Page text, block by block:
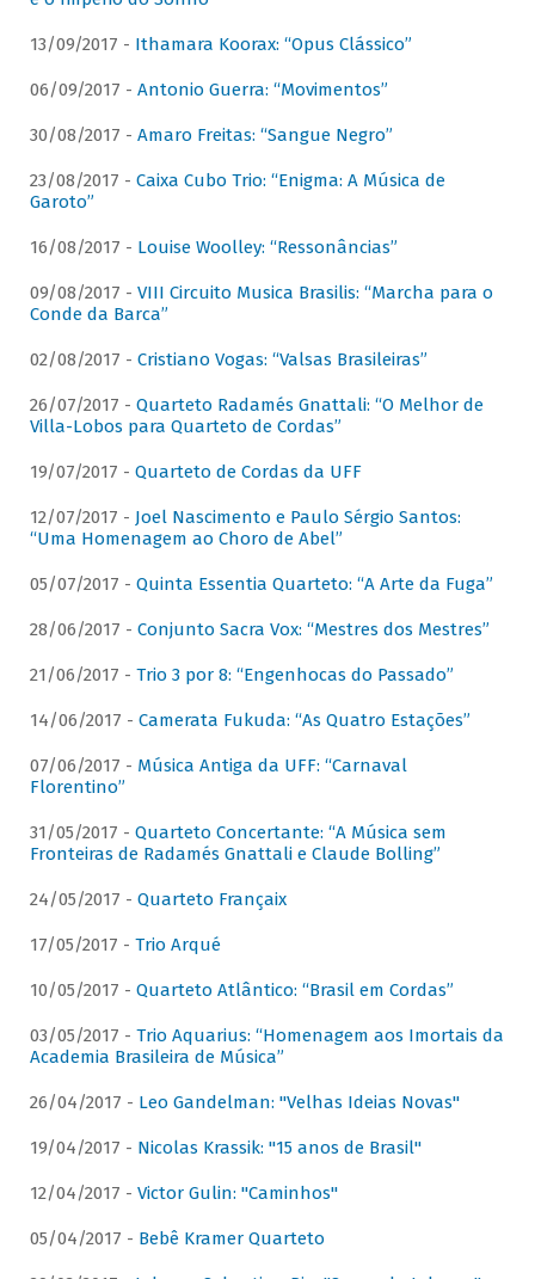
13/09/2017 - Ithamara Koorax: “Opus Clássico”
06/09/2017 - Antonio Guerra: “Movimentos”
30/08/2017 - Amaro Freitas: “Sangue Negro”
23/08/2017 - Caixa Cubo Trio: “Enigma: A Música de
Garoto”
16/08/2017 - Louise Woolley: “Ressonâncias”
09/08/2017 - VIII Circuito Musica Brasilis: “Marcha para o
Conde da Barca”
02/08/2017 - Cristiano Vogas: “Valsas Brasileiras”
26/07/2017 - Quarteto Radamés Gnattali: “O Melhor de
Villa-Lobos para Quarteto de Cordas”
19/07/2017 - Quarteto de Cordas da UFF
12/07/2017 - Joel Nascimento e Paulo Sérgio Santos:
“Uma Homenagem ao Choro de Abel”
05/07/2017 - Quinta Essentia Quarteto: “A Arte da Fuga”
28/06/2017 - Conjunto Sacra Vox: “Mestres dos Mestres”
21/06/2017 - Trio 3 por 8: “Engenhocas do Passado”
14/06/2017 - Camerata Fukuda: “As Quatro Estações”
07/06/2017 - Música Antiga da UFF: “Carnaval
Florentino”
31/05/2017 - Quarteto Concertante: “A Música sem
Fronteiras de Radamés Gnattali e Claude Bolling”
24/05/2017 - Quarteto Françaix
17/05/2017 - Trio Arqué
10/05/2017 - Quarteto Atlântico: “Brasil em Cordas”
03/05/2017 - Trio Aquarius: “Homenagem aos Imortais da
Academia Brasileira de Música”
26/04/2017 - Leo Gandelman: "Velhas Ideias Novas"
19/04/2017 - Nicolas Krassik: "15 anos de Brasil"
12/04/2017 - Victor Gulin: "Caminhos"
05/04/2017 - Bebê Kramer Quarteto